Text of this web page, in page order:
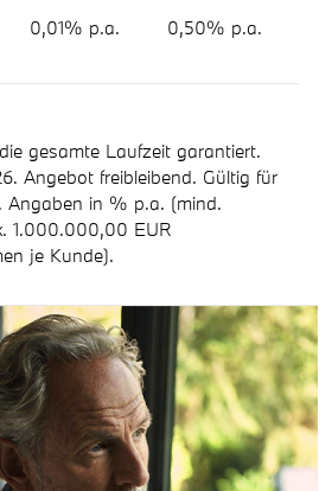
0,01% p.a. 0,50% p.a.
gesamte Laufzeit garantiert.
Angebot freibleibend. Gültig für
Angaben in % p.a. (mind.
1.000.000,00 EUR
je Kunde).